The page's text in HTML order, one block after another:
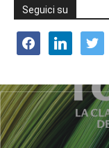
Seguici su
facebooklinkedin twitter